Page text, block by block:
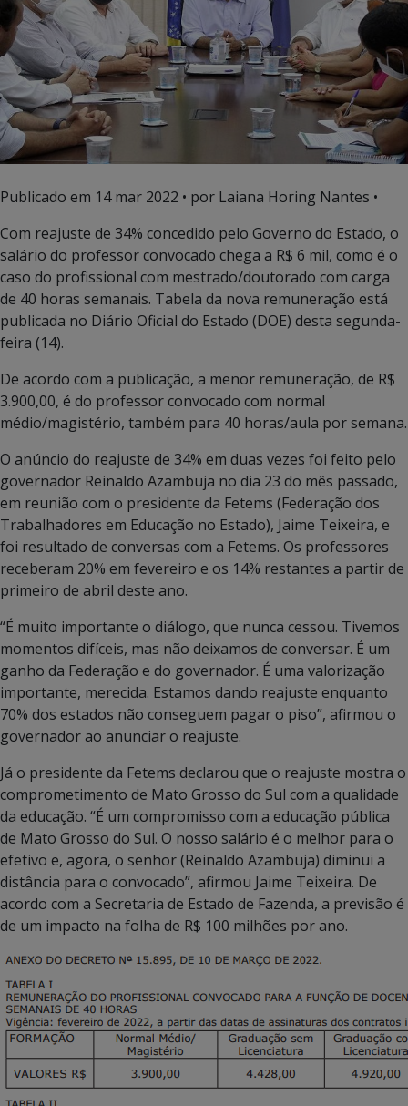
Publicado em 14 mar 2022 • por Laiana Horing Nantes •
Com reajuste de 34% concedido pelo Governo do Estado, o
salário do professor convocado chega a R$ 6 mil, como é o
caso do profissional com mestrado/doutorado com carga
de 40 horas semanais. Tabela da nova remuneração está
publicada no Diário Oficial do Estado (DOE) desta segunda-
feira (14).
De acordo com a publicação, a menor remuneração, de R$
3.900,00, é do professor convocado com normal
médio/magistério, também para 40 horas/aula por semana.
O anúncio do reajuste de 34% em duas vezes foi feito pelo
governador Reinaldo Azambuja no dia 23 do mês passado,
em reunião com o presidente da Fetems (Federação dos
Trabalhadores em Educação no Estado), Jaime Teixeira, e
foi resultado de conversas com a Fetems. Os professores
receberam 20% em fevereiro e os 14% restantes a partir de
primeiro de abril deste ano.
“É muito importante o diálogo, que nunca cessou. Tivemos
momentos difíceis, mas não deixamos de conversar. É um
ganho da Federação e do governador. É uma valorização
importante, merecida. Estamos dando reajuste enquanto
70% dos estados não conseguem pagar o piso”, afirmou o
governador ao anunciar o reajuste.
Já o presidente da Fetems declarou que o reajuste mostra o
comprometimento de Mato Grosso do Sul com a qualidade
da educação. “É um compromisso com a educação pública
de Mato Grosso do Sul. O nosso salário é o melhor para o
efetivo e, agora, o senhor (Reinaldo Azambuja) diminui a
distância para o convocado”, afirmou Jaime Teixeira. De
acordo com a Secretaria de Estado de Fazenda, a previsão é
de um impacto na folha de R$ 100 milhões por ano.